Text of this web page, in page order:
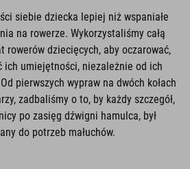
siebie dziecka lepiej niż wspaniałe
na rowerze. Wykorzystaliśmy całą
rowerów dziecięcych, aby oczarować,
ich umiejętności, niezależnie od ich
pierwszych wypraw na dwóch kołach
zadbaliśmy o to, by każdy szczegół,
po zasięg dźwigni hamulca, był
do potrzeb małuchów.